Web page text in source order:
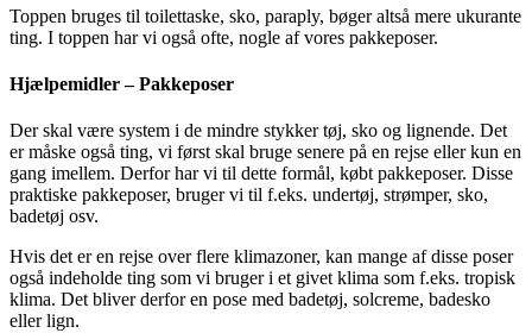
Toppen bruges til toilettaske, sko, paraply, bøger altså mere ukurante
ting. I toppen har vi også ofte, nogle af vores pakkeposer.
Hjælpemidler – Pakkeposer
Der skal være system i de mindre stykker tøj, sko og lignende. Det
er måske også ting, vi først skal bruge senere på en rejse eller kun en
gang imellem. Derfor har vi til dette formål, købt pakkeposer. Disse
praktiske pakkeposer, bruger vi til f.eks. undertøj, strømper, sko,
badetøj osv.
Hvis det er en rejse over flere klimazoner, kan mange af disse poser
også indeholde ting som vi bruger i et givet klima som f.eks. tropisk
klima. Det bliver derfor en pose med badetøj, solcreme, badesko
eller lign.